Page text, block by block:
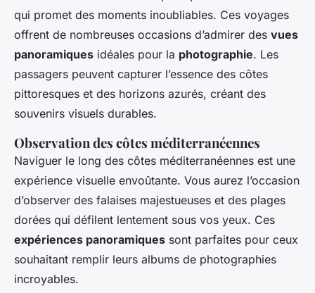
qui promet des moments inoubliables. Ces voyages
offrent de nombreuses occasions d’admirer des vues
panoramiques idéales pour la photographie. Les
passagers peuvent capturer l’essence des côtes
pittoresques et des horizons azurés, créant des
souvenirs visuels durables.
Observation des côtes méditerranéennes
Naviguer le long des côtes méditerranéennes est une
expérience visuelle envoûtante. Vous aurez l’occasion
d’observer des falaises majestueuses et des plages
dorées qui défilent lentement sous vos yeux. Ces
expériences panoramiques sont parfaites pour ceux
souhaitant remplir leurs albums de photographies
incroyables.